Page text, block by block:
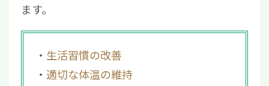
ます。
生活習慣の改善
適切な体温の維持